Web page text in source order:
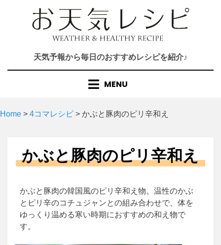
天気予報から毎日のおすすめレシピを紹介♪
MENU
Home > 4コマレシピ > かぶと豚肉のピリ辛和え
かぶと豚肉のピリ辛和え
かぶと豚肉の韓国風のピリ辛和え物。温性のかぶ
とピリ辛のコチュジャンとの組み合わせで、体を
ゆっくり温める寒い時期におすすめの和え物で
す。